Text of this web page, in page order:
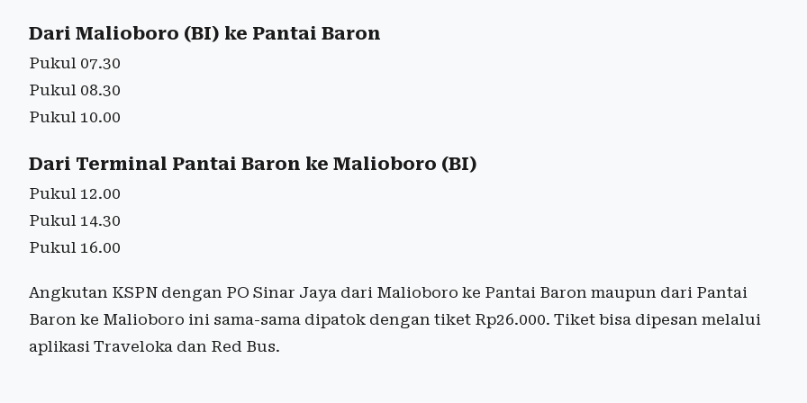
Dari Malioboro (BI) ke Pantai Baron
Pukul 07.30
Pukul 08.30
Pukul 10.00
Dari Terminal Pantai Baron ke Malioboro (BI)
Pukul 12.00
Pukul 14.30
Pukul 16.00
Angkutan KSPN dengan PO Sinar Jaya dari Malioboro ke Pantai Baron maupun dari Pantai
Baron ke Malioboro ini sama-sama dipatok dengan tiket Rp26.000. Tiket bisa dipesan melalui
aplikasi Traveloka dan Red Bus.